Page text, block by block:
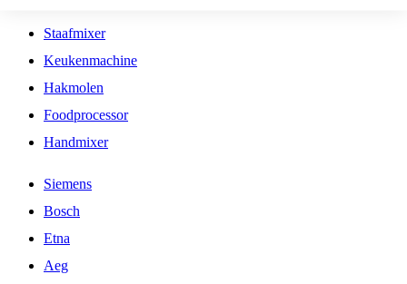
Staafmixer
Keukenmachine
Hakmolen
Foodprocessor
Handmixer
Siemens
Bosch
Etna
Aeg